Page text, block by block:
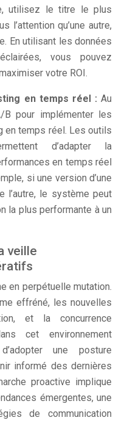
utilisez le titre le plus
l’attention qu’une autre,
En utilisant les données
vous pouvez
votre ROI.
en temps réel : Au
B pour implémenter les
en temps réel. Les outils
d’adapter la
en temps réel
si une version d’une
l’autre, le système peut
la plus performante à un
veille
en perpétuelle mutation.
effréné, les nouvelles
et la concurrence
cet environnement
une posture
informé des dernières
proactive implique
émergentes, une
de communication